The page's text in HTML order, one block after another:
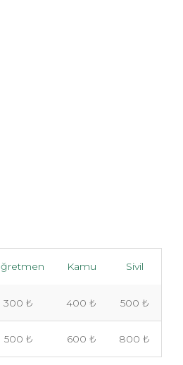
Kamu Sivil
300 ₺ 400 ₺ 500 ₺
500 ₺ 600 ₺ 800 ₺